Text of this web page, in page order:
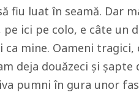
fiu luat în seamă. Dar
ici pe colo, e câte un
mine. Oameni tragici,
deja douăzeci și șapte
pumni în gura unor